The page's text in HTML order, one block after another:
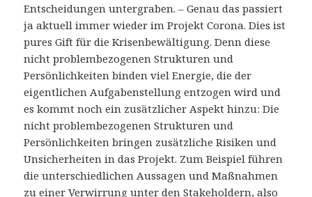
Entscheidungen untergraben. – Genau das passiert
ja aktuell immer wieder im Projekt Corona. Dies ist
pures Gift für die Krisenbewältigung. Denn diese
nicht problembezogenen Strukturen und
Persönlichkeiten binden viel Energie, die der
eigentlichen Aufgabenstellung entzogen wird und
es kommt noch ein zusätzlicher Aspekt hinzu: Die
nicht problembezogenen Strukturen und
Persönlichkeiten bringen zusätzliche Risiken und
Unsicherheiten in das Projekt. Zum Beispiel führen
die unterschiedlichen Aussagen und Maßnahmen
zu einer Verwirrung unter den Stakeholdern, also